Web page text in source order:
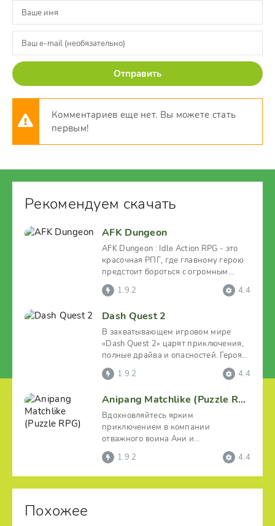
Отправить
Комментариев еще нет. Вы можете стать
первым!
Рекомендуем скачать
AFK Dungeon
AFK Dungeon : Idle Action RPG - это
красочная РПГ, где главному герою
предстоит бороться с огромным
количеством
1.9.2 4.4
Dash Quest 2
В захватывающем игровом мире
«Dash Quest 2» царят приключения,
полные драйва и опасностей. Героя-
одиночку Дэша еще
1.9.2 4.4
Anipang Matchlike (Puzzle RPG)
Вдохновляйтесь ярким
приключением в компании
отважного воина Ани и
затягивающего ролевого проекта
«Anipang Matchlike»,
1.9.2 4.4
Похожее